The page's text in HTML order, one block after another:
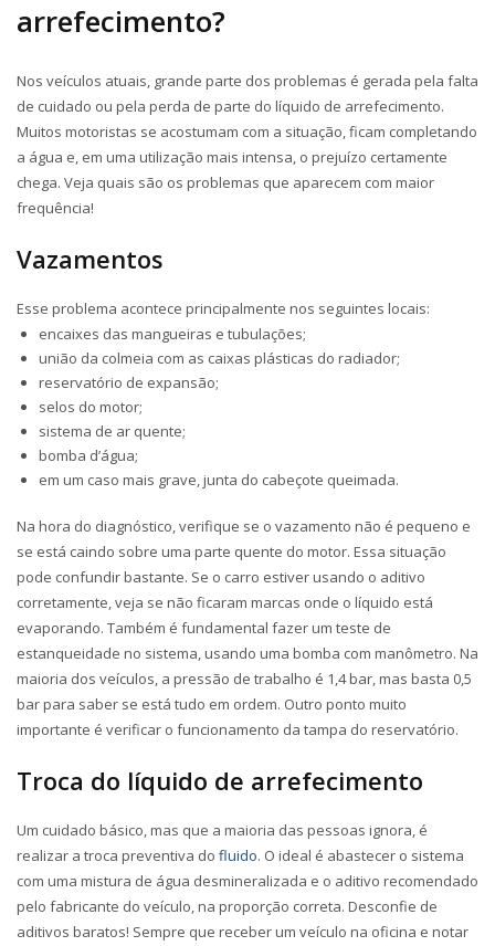
arrefecimento?
Nos veículos atuais, grande parte dos problemas é gerada pela falta
de cuidado ou pela perda de parte do líquido de arrefecimento.
Muitos motoristas se acostumam com a situação, ficam completando
a água e, em uma utilização mais intensa, o prejuízo certamente
chega. Veja quais são os problemas que aparecem com maior
frequência!
Vazamentos
Esse problema acontece principalmente nos seguintes locais:
encaixes das mangueiras e tubulações;
união da colmeia com as caixas plásticas do radiador;
reservatório de expansão;
selos do motor;
sistema de ar quente;
bomba d’água;
em um caso mais grave, junta do cabeçote queimada.
Na hora do diagnóstico, verifique se o vazamento não é pequeno e
se está caindo sobre uma parte quente do motor. Essa situação
pode confundir bastante. Se o carro estiver usando o aditivo
corretamente, veja se não ficaram marcas onde o líquido está
evaporando. Também é fundamental fazer um teste de
estanqueidade no sistema, usando uma bomba com manômetro. Na
maioria dos veículos, a pressão de trabalho é 1,4 bar, mas basta 0,5
bar para saber se está tudo em ordem. Outro ponto muito
importante é verificar o funcionamento da tampa do reservatório.
Troca do líquido de arrefecimento
Um cuidado básico, mas que a maioria das pessoas ignora, é
realizar a troca preventiva do fluido. O ideal é abastecer o sistema
com uma mistura de água desmineralizada e o aditivo recomendado
pelo fabricante do veículo, na proporção correta. Desconfie de
aditivos baratos! Sempre que receber um veículo na oficina e notar